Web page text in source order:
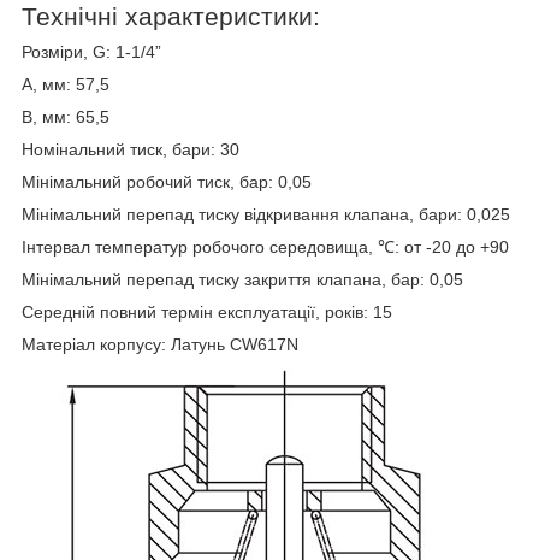
Технічні характеристики:
Розміри, G: 1-1/4”
A, мм: 57,5
B, мм: 65,5
Номінальний тиск, бари: 30
Мінімальний робочий тиск, бар: 0,05
Мінімальний перепад тиску відкривання клапана, бари: 0,025
Інтервал температур робочого середовища, ℃: от -20 до +90
Мінімальний перепад тиску закриття клапана, бар: 0,05
Середній повний термін експлуатації, років: 15
Матеріал корпусу: Латунь CW617N